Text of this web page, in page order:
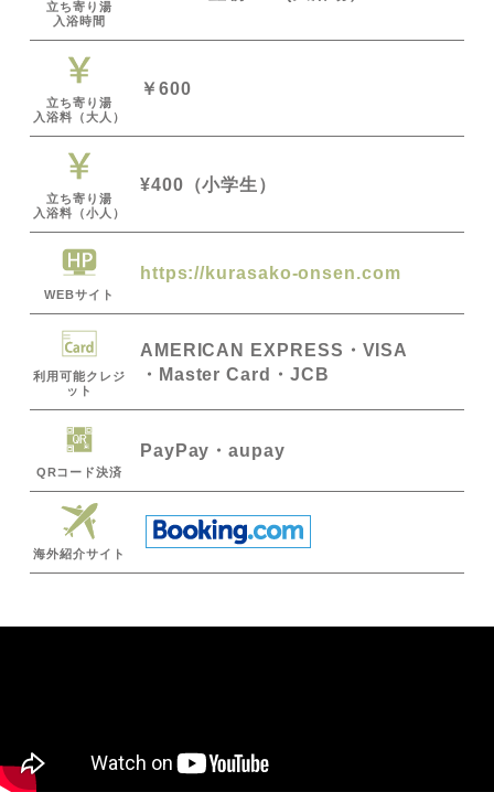
立ち寄り湯
入浴時間
立ち寄り湯
入浴料（大人）
￥600
立ち寄り湯
入浴料（小人）
¥400（小学生）
WEBサイト
https://kurasako-onsen.com
利用可能クレジ
ット
AMERICAN EXPRESS
VISA
Master Card
JCB
QRコード決済
PayPay ・aupay
海外紹介サイト